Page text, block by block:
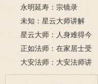
永明延寿：宗镜录
未知：星云大师讲解
星云大师：人身难得今
已得，佛法难闻今已闻；
此身不向今生度，更向何
生度此身？
正如法师：在家居士受
五戒可以搭缦衣吗？
大安法师：大安法师讲
解